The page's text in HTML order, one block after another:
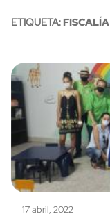
ETIQUETA:FISCALÍA
17 abril, 2022